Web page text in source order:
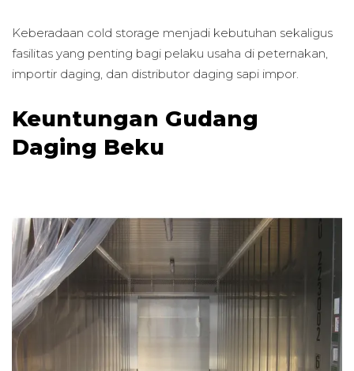
Keberadaan cold storage menjadi kebutuhan sekaligus
fasilitas yang penting bagi pelaku usaha di peternakan,
importir daging, dan distributor daging sapi impor.
Keuntungan Gudang
Daging Beku